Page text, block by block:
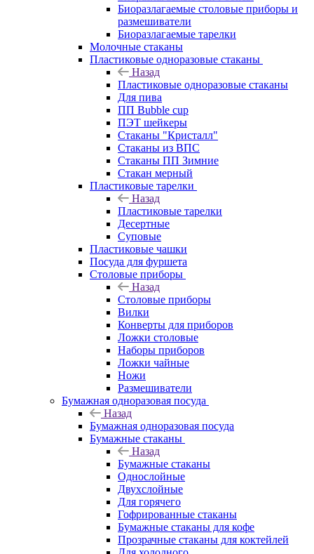
Биоразлагаемые столовые приборы и
размешиватели
Биоразлагаемые тарелки
Молочные стаканы
Пластиковые одноразовые стаканы
Назад
Пластиковые одноразовые стаканы
Для пива
ПП Bubble cup
ПЭТ шейкеры
Стаканы "Кристалл"
Стаканы из ВПС
Стаканы ПП Зимние
Стакан мерный
Пластиковые тарелки
Назад
Пластиковые тарелки
Десертные
Суповые
Пластиковые чашки
Посуда для фуршета
Столовые приборы
Назад
Столовые приборы
Вилки
Конверты для приборов
Ложки столовые
Наборы приборов
Ложки чайные
Ножи
Размешиватели
Бумажная одноразовая посуда
Назад
Бумажная одноразовая посуда
Бумажные стаканы
Назад
Бумажные стаканы
Однослойные
Двухслойные
Для горячего
Гофрированные стаканы
Бумажные стаканы для кофе
Прозрачные стаканы для коктейлей